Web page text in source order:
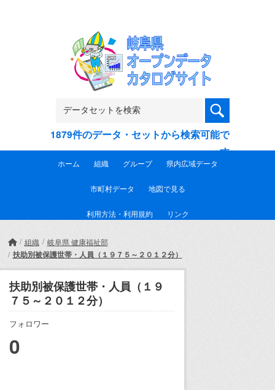
1879件のデータ・セットから検索可能で
す
ホーム 組織 グループ 県内広域データ
市町村データ 地図で見る
利用方法・利用規約 リンク
組織 岐阜県 健康福祉部
扶助別被保護世帯・人員（１９７５～２０１２分）
扶助別被保護世帯・人員（１９
７５～２０１２分）
フォロワー
0